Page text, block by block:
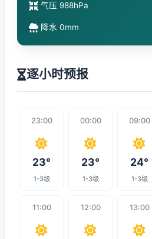
气压 988hPa
降水 0mm
逐小时预报
23:00
23°
1-3级
00:00
23°
1-3级
09:00
24°
1-3级
11:00 12:00 13:00